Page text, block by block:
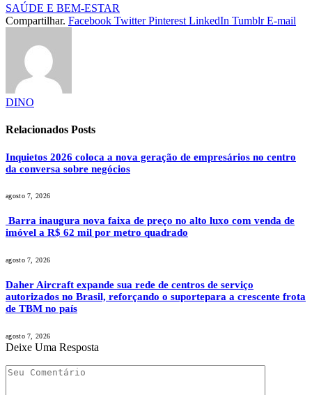
SAÚDE E BEM-ESTAR
Compartilhar. Facebook Twitter Pinterest LinkedIn Tumblr E-mail
DINO
Relacionados Posts
Inquietos 2026 coloca a nova geração de empresários no centro
da conversa sobre negócios
agosto 7, 2026
Barra inaugura nova faixa de preço no alto luxo com venda de
imóvel a R$ 62 mil por metro quadrado
agosto 7, 2026
Daher Aircraft expande sua rede de centros de serviço
autorizados no Brasil, reforçando o suportepara a crescente frota
de TBM no país
agosto 7, 2026
Deixe Uma Resposta